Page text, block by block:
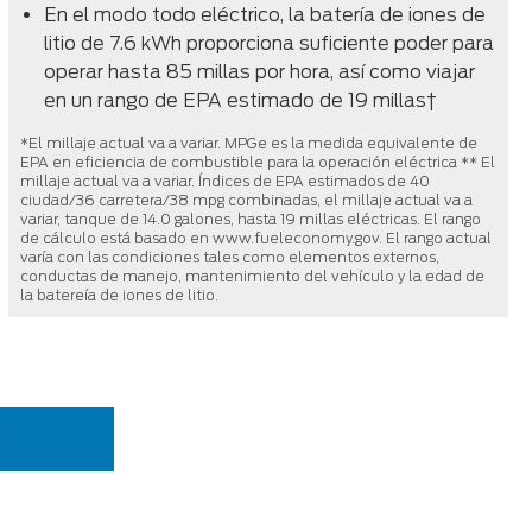
En el modo todo eléctrico, la batería de iones de
litio de 7.6 kWh proporciona suficiente poder para
operar hasta 85 millas por hora, así como viajar
en un rango de EPA estimado de 19 millas†
*El millaje actual va a variar. MPGe es la medida equivalente de
EPA en eficiencia de combustible para la operación eléctrica ** El
millaje actual va a variar. Índices de EPA estimados de 40
ciudad/36 carretera/38 mpg combinadas, el millaje actual va a
variar, tanque de 14.0 galones, hasta 19 millas eléctricas. El rango
de cálculo está basado en www.fueleconomy.gov. El rango actual
varía con las condiciones tales como elementos externos,
conductas de manejo, mantenimiento del vehículo y la edad de
la batereía de iones de litio.